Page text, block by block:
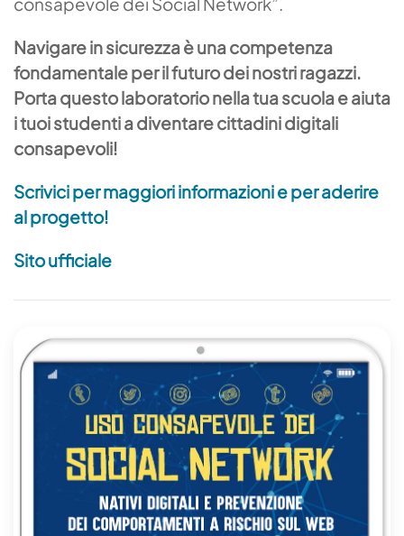
Navigare in sicurezza è una competenza
fondamentale per il futuro dei nostri ragazzi.
Porta questo laboratorio nella tua scuola e aiuta
i tuoi studenti a diventare cittadini digitali
consapevoli!
Scrivici per maggiori informazioni e per aderire
al progetto!
Sito ufficiale